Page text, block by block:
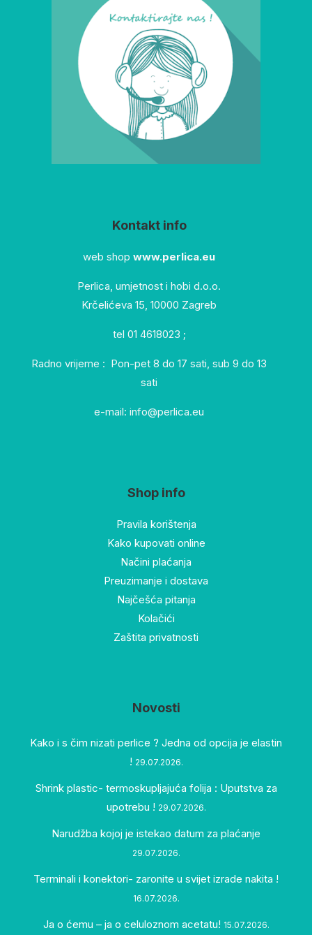
Kontakt info
web shop www.perlica.eu
Perlica, umjetnost i hobi d.o.o.
Krčelićeva 15, 10000 Zagreb
tel 01 4618023 ;
Radno vrijeme : Pon-pet 8 do 17 sati, sub 9 do 13
sati
e-mail: info@perlica.eu
Shop info
Pravila korištenja
Kako kupovati online
Načini plaćanja
Preuzimanje i dostava
Najčešća pitanja
Kolačići
Zaštita privatnosti
Novosti
Kako i s čim nizati perlice ? Jedna od opcija je elastin
! 29.07.2026.
Shrink plastic- termoskupljajuća folija : Uputstva za
upotrebu ! 29.07.2026.
Narudžba kojoj je istekao datum za plaćanje
29.07.2026.
Terminali i konektori- zaronite u svijet izrade nakita !
16.07.2026.
Ja o ćemu – ja o celuloznom acetatu! 15.07.2026.